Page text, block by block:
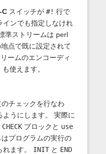
-Cスイッチが #! 行で
インでも指定しなけれ
準ストリームは perl
点で既に設定されて
ームのエンコーディ
使えます。
チェックを行なわ
うにします。 実際に
CHECKブロックと use
プログラムの実行の
ます。 INITと END